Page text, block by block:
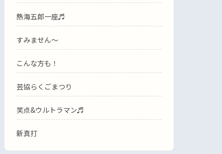
熱海五郎一座♬
すみません〜
こんな方も！
芸協らくごまつり
笑点&ウルトラマン♬
新真打